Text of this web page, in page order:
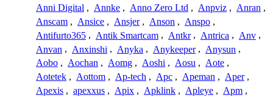
Anni Digital , Annke , Anno Zero Ltd , Anpviz , Anran ,
Anscam , Ansice , Ansjer , Anson , Anspo ,
Antifurto365 , Antik Smartcam , Antkr , Antrica , Anv ,
Anvan , Anxinshi , Anyka , Anykeeper , Anysun ,
Aobo , Aochan , Aomg , Aoshi , Aosu , Aote ,
Aotetek , Aottom , Ap-tech , Apc , Apeman , Aper ,
Apexis , apexxus , Apix , Apklink , Apleye , Apm ,